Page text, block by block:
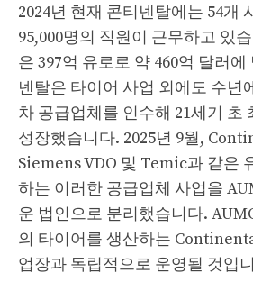
2024년 현재 콘티넨탈에는 54개
95,000명의 직원이 근무하고 있
은 397억 유로로 약 460억 달러
넨탈은 타이어 사업 외에도 수년
차 공급업체를 인수해 21세기 초
성장했습니다. 2025년 9월,
Siemens VDO 및 Temic과 같은
하는 이러한 공급업체 사업을
운 법인으로 분리했습니다.
의 타이어를 생산하는
업장과 독립적으로 운영될 것입